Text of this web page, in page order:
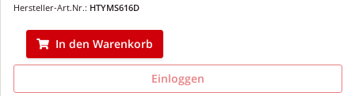
Hersteller-Art.Nr.: HTYMS616D
In den Warenkorb
Einloggen